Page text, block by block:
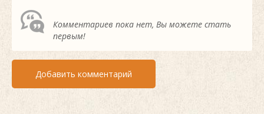
Комментариев пока нет, Вы можете стать
первым!
Добавить комментарий